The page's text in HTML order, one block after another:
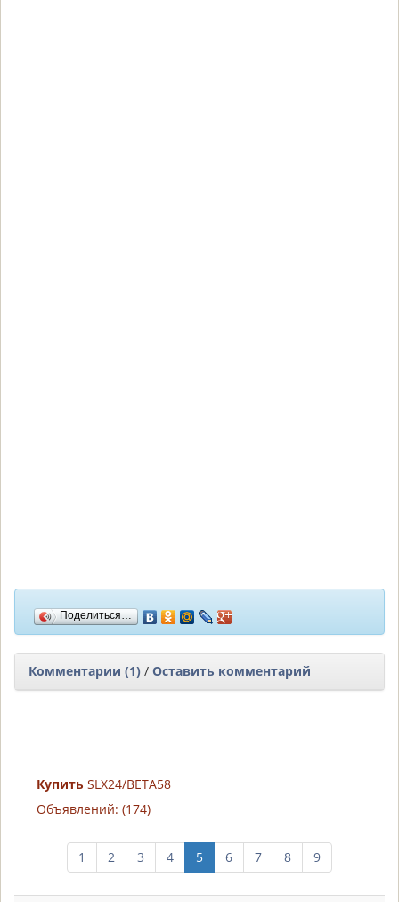
Поделиться…
Комментарии (1) / Оставить комментарий
Купить SLX24/BETA58
Объявлений: (174)
1 2 3 4 5 6 7 8 9